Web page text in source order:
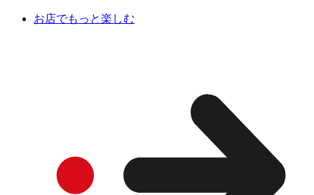
お店でもっと楽しむ